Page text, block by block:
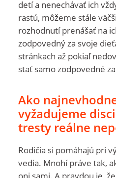
detí a nenechávať ich
rastú, môžeme stále
rozhodnutí prenášať na
zodpovedný za svoje
stránkach až pokiaľ
stať samo zodpovedné
Ako
vyžadujeme
tresty reálne
Rodičia si pomáhajú pri
vedia. Mnohí práve tak,
oni sami. A pravdou je,